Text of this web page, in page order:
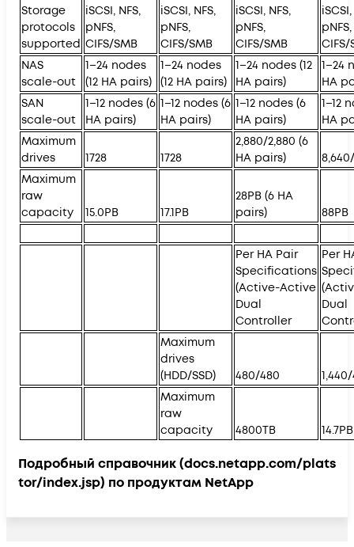
Storage
protocols
supported
iSCSI, NFS,
pNFS,
CIFS/SMB
iSCSI, NFS,
pNFS,
CIFS/SMB
iSCSI, NFS,
pNFS,
CIFS/SMB
iSCSI,
pNFS,
CIFS/
NAS
scale-out
1–24 nodes
(12 HA pairs)
1–24 nodes
(12 HA pairs)
1–24 nodes (12
HA pairs)
1–24
HA
SAN
scale-out
1–12 nodes (6
HA pairs)
1–12 nodes (6
HA pairs)
1–12 nodes (6
HA pairs)
1–12
HA
Maximum
drives
1728 1728
2,880/2,880 (6
HA pairs)
Maximum
raw
capacity
15.0PB 17.1PB
28PB (6 HA
pairs)
88PB
Per HA Pair
Specifications
(Active-Active
Dual
Controller
Per
Dual
Maximum
drives
(HDD/SSD)
480/480
Maximum
raw
capacity
4800TB 14.7PB
Подробный справочник(docs.netapp.com/plats
tor/index.jsp) по продуктам NetApp